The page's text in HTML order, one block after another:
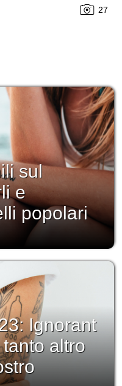
27
sul
e
popolari
Ignorant
altro